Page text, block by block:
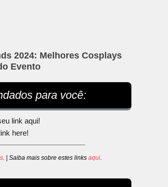
2024: Melhores Cosplays
Evento
para você:
link aqui!
here!
. | Saiba mais sobre estes linksaqui.